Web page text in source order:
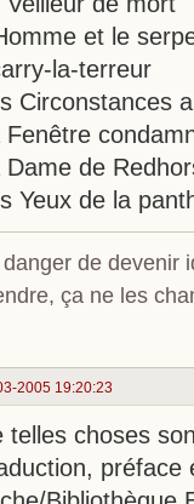
et le
la-terreur
Circonstances
Fenêtre
Dame de
Yeux de la
danger de devenir
ça ne les
2005 19:20:23
telles choses